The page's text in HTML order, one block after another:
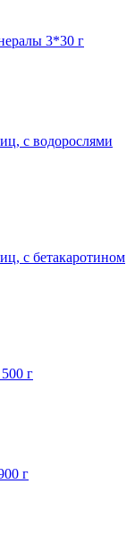
3*30 г
с водорослями
с бетакаротином
г
г